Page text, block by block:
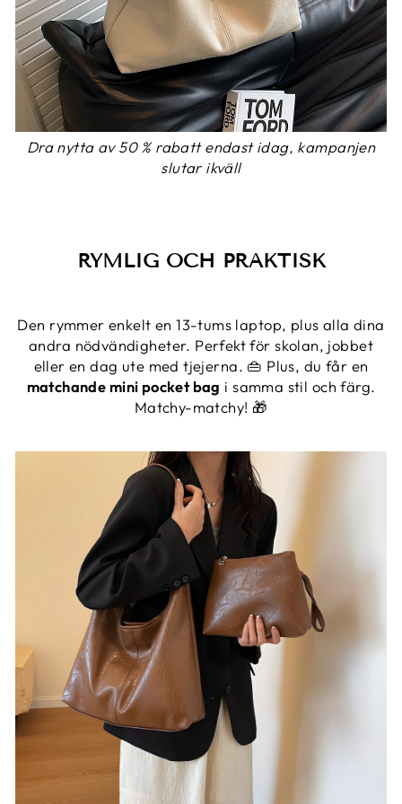
Dra nytta av 50 % rabatt endast idag, kampanjen
slutar ikväll
RYMLIG OCH PRAKTISK
Den rymmer enkelt en 13-tums laptop, plus alla dina
andra nödvändigheter. Perfekt för skolan, jobbet
eller en dag ute med tjejerna. 👜 Plus, du får en
matchande mini pocket bag i samma stil och färg.
Matchy-matchy! 🎁